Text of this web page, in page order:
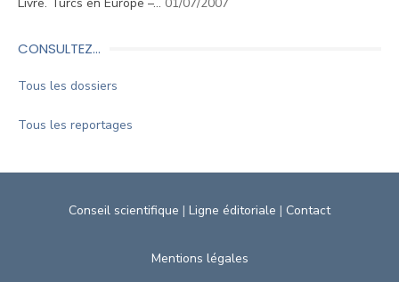
CONSULTEZ…
Tous les dossiers
Tous les reportages
Conseil scientifique | Ligne éditoriale | Contact
Mentions légales